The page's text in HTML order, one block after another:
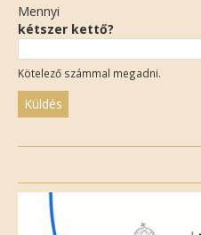
Mennyi
kétszer kettő?
Kötelező számmal megadni.
field
empty.